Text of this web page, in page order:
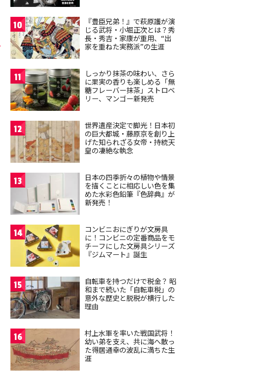
10
『豊臣兄弟！』で萩原護が演
じる武将・小堀正次とは？秀
長・秀吉・家康が重用、“出
家を重ねた実務派”の生涯
11
しっかり抹茶の味わい、さら
に果実の香りも楽しめる「無
糖フレーバー抹茶」ストロベ
リー、マンゴー新発売
12
世界遺産決定で脚光！日本初
の巨大都城・藤原京を創り上
げた知られざる女帝・持統天
皇の凄絶な執念
13
日本の四季折々の植物や情景
を描くことに相応しい色を集
めた水彩色鉛筆『色辞典』が
新発売！
14
コンビニおにぎりが文房具
に！コンビニの定番商品をモ
チーフにした文房具シリーズ
『ジムマート』誕生
15
自転車を持つだけで税金？ 昭
和まで続いた「自転車税」の
意外な歴史と脱税が横行した
理由
16
村上水軍を率いた戦国武将！
幼い弟を支え、共に海へ散っ
た得居通幸の波乱に満ちた生
涯